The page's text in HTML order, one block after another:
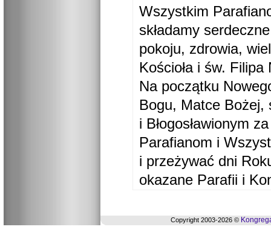
Wszystkim
składamy
pokoju, zdrowia,
Kościoła i św. Filipa
Na początku
Bogu, Matce Bożej,
i Błogosławionym
Parafianom i
i przeżywać dni
okazane Parafii i
Copyright 2003-2026 ©